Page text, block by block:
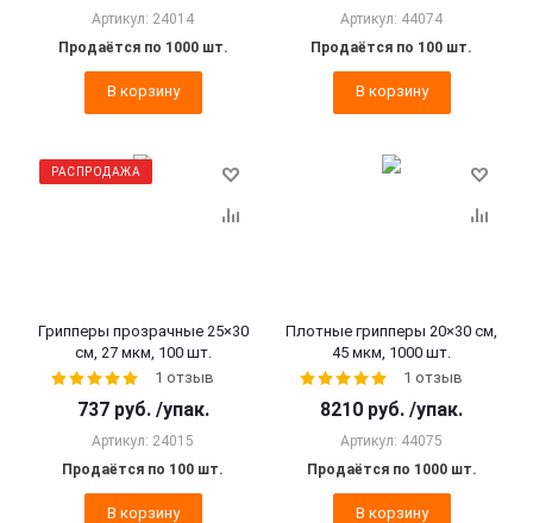
Артикул: 24014
Продаётся по 1000 шт.
В корзину
Артикул: 44074
Продаётся по 100 шт.
В корзину
РАСПРОДАЖА
Грипперы прозрачные 25×30
см, 27 мкм, 100 шт.
1 отзыв
737 руб. /упак.
Артикул: 24015
Продаётся по 100 шт.
В корзину
Плотные грипперы 20×30 см,
45 мкм, 1000 шт.
1 отзыв
8210 руб. /упак.
Артикул: 44075
Продаётся по 1000 шт.
В корзину